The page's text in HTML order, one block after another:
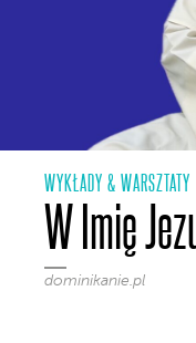
WYKŁADY & WARSZTATY
W Imię
dominikanie.pl